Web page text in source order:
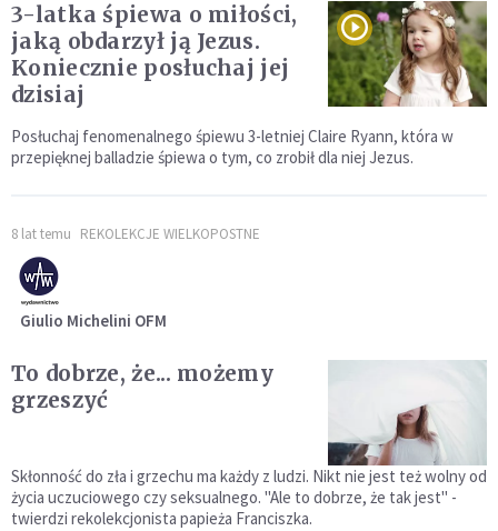
3-latka śpiewa o miłości,
jaką obdarzył ją Jezus.
Koniecznie posłuchaj jej
dzisiaj
Posłuchaj fenomenalnego śpiewu 3-letniej Claire Ryann, która w
przepięknej balladzie śpiewa o tym, co zrobił dla niej Jezus.
8 lat temu REKOLEKCJE WIELKOPOSTNE
Giulio Michelini OFM
To dobrze, że... możemy
grzeszyć
Skłonność do zła i grzechu ma każdy z ludzi. Nikt nie jest też wolny od
życia uczuciowego czy seksualnego. "Ale to dobrze, że tak jest" -
twierdzi rekolekcjonista papieża Franciszka.